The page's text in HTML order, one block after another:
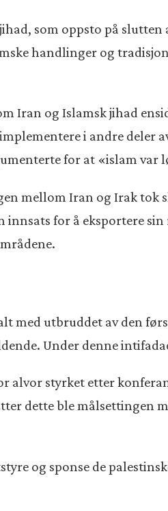
som oppsto på slutten
handlinger og
Iran og Islamsk jihad
i andre deler
for at «islam var
mellom Iran og Irak tok
for å eksportere
med utbruddet av den
Under denne
alvor styrket etter
dette ble målsettingen
og sponse de